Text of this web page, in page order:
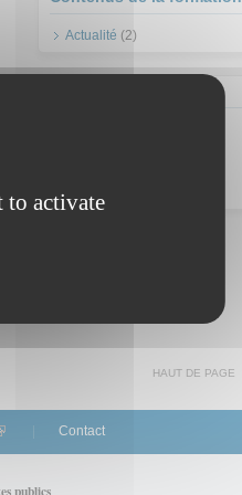
Actualité (2)
HAUT DE PAGE
is external)
Contact
publics
to activate